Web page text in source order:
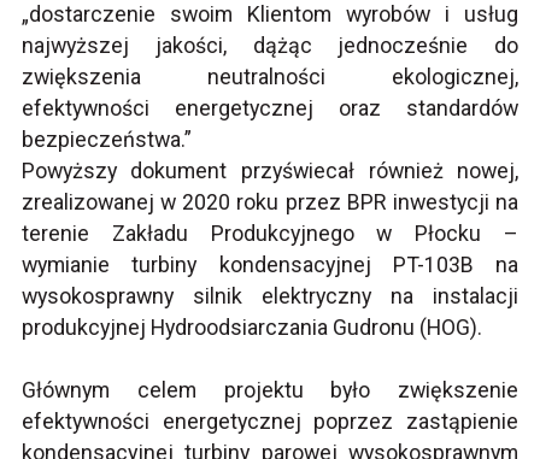
„dostarczenie swoim Klientom wyrobów i usług
najwyższej jakości, dążąc jednocześnie do
zwiększenia neutralności ekologicznej,
efektywności energetycznej oraz standardów
bezpieczeństwa.”
Powyższy dokument przyświecał również nowej,
zrealizowanej w 2020 roku przez BPR inwestycji na
terenie Zakładu Produkcyjnego w Płocku –
wymianie turbiny kondensacyjnej PT-103B na
wysokosprawny silnik elektryczny na instalacji
produkcyjnej Hydroodsiarczania Gudronu (HOG).
Głównym celem projektu było zwiększenie
efektywności energetycznej poprzez zastąpienie
kondensacyjnej turbiny parowej wysokosprawnym